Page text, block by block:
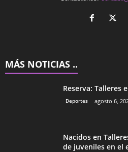
MÁS NOTICIAS ..
Reserva: Talleres
Deportes agosto 6,
Nacidos en
de juveniles en el